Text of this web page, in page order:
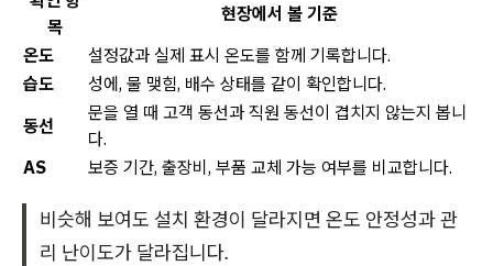
목
현장에서 볼 기준
온도
설정값과 실제 표시 온도를 함께 기록합니다.
습도
성에, 물 맺힘, 배수 상태를 같이 확인합니다.
동선
문을 열 때 고객 동선과 직원 동선이 겹치지 않는지 봅니
다.
AS
보증 기간, 출장비, 부품 교체 가능 여부를 비교합니다.
비슷해 보여도 설치 환경이 달라지면 온도 안정성과 관
리 난이도가 달라집니다.